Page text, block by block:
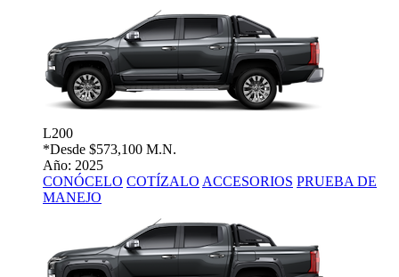
L200
*Desde $573,100 M.N.
Año: 2025
CONÓCELO COTÍZALO ACCESORIOS PRUEBA DE
MANEJO